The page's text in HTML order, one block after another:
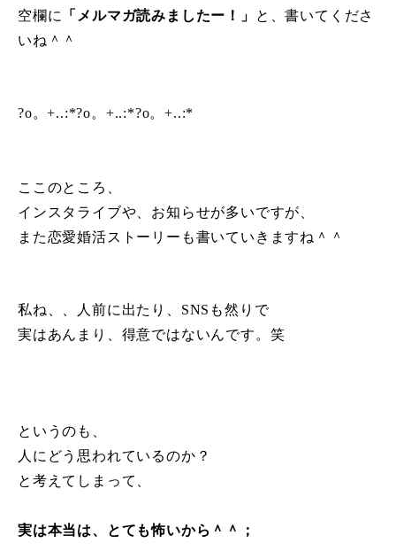
空欄に
「メルマガ読みましたー！」
と、書いてくださ
いね＾＾
?o。+..:*?o。+..:*?o。+..:*
ここのところ、
インスタライブや、お知らせが多いですが、
また恋愛婚活ストーリーも書いていきますね＾＾
私ね、、人前に出たり、SNSも然りで
実はあんまり、得意ではないんです。笑
というのも、
人にどう思われているのか？
と考えてしまって、
実は本当は、とても怖いから＾＾；